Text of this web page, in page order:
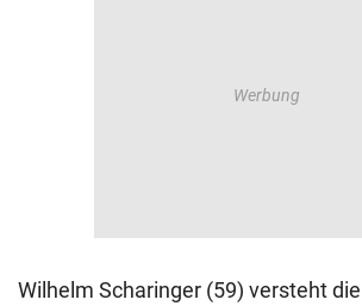
Wilhelm Scharinger (59) versteht